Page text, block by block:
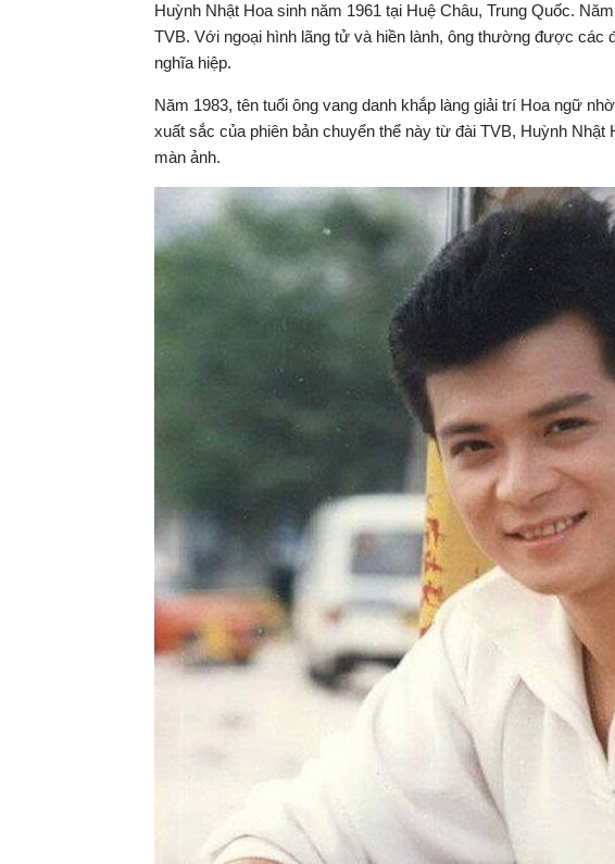
Huỳnh Nhật Hoa sinh năm 1961 tại Huệ Châu, Trung Quốc.
TVB. Với ngoại hình lãng tử và hiền lành, ông thường được các
nghĩa hiệp.
Năm 1983, tên tuổi ông vang danh khắp làng giải trí Hoa ngữ
xuất sắc của phiên bản chuyển thể này từ đài TVB, Huỳnh
màn ảnh.